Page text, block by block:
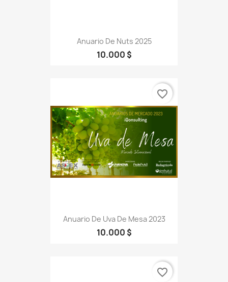
Anuario De Nuts 2025
10.000 $
Anuario De Uva De Mesa 2023
10.000 $
favorite_border
favorite_border